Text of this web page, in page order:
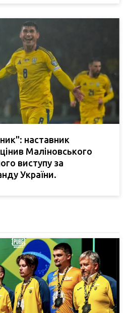
наставник
Маліновського
виступу за
України.